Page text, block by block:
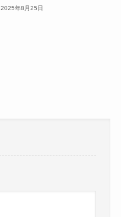
2025年8月25日